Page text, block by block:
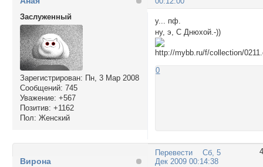
Заслуженный
Зарегистрирован: Пн, 3 Мар 2008
Сообщений: 745
Уважение: +567
Позитив: +1162
Пол: Женский
у... пф.
ну, э, С Днюхой.-))
0
Перевести 4
Сб, 5
Дек 2009 00:14:38
Вирона